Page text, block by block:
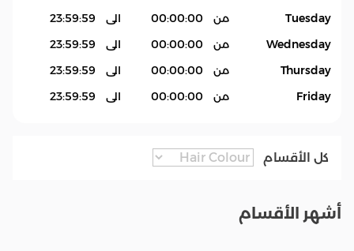
Tuesday
من 00:00:00 الى
23:59:59
Wednesday
من 00:00:00 الى
23:59:59
Thursday
من 00:00:00 الى
23:59:59
Friday
من 00:00:00 الى 23:59:59
كل الأقسام
أشهر الأقسام